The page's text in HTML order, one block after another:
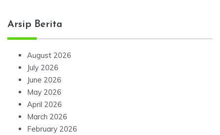
Arsip Berita
August 2026
July 2026
June 2026
May 2026
April 2026
March 2026
February 2026